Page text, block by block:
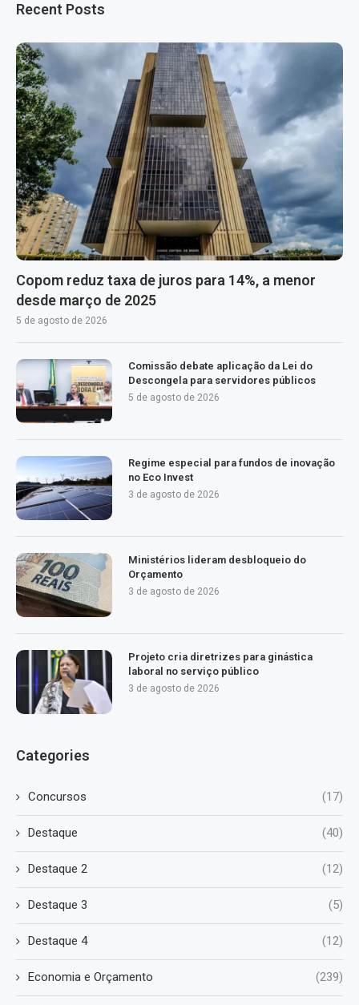
Recent Posts
Copom reduz taxa de juros para 14%, a menor
desde março de 2025
5 de agosto de 2026
Comissão debate aplicação da Lei do
Descongela para servidores públicos
5 de agosto de 2026
Regime especial para fundos de inovação
no Eco Invest
3 de agosto de 2026
Ministérios lideram desbloqueio do
Orçamento
3 de agosto de 2026
Projeto cria diretrizes para ginástica
laboral no serviço público
3 de agosto de 2026
Categories
Concursos (17)
Destaque (40)
Destaque 2 (12)
Destaque 3 (5)
Destaque 4 (12)
Economia e Orçamento (239)